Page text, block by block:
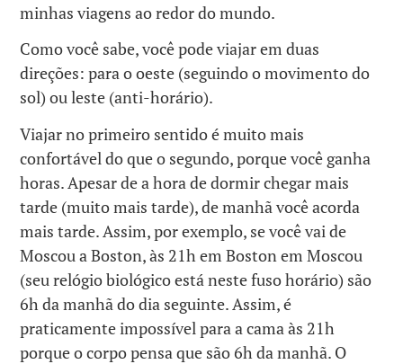
minhas viagens ao redor do mundo.
Como você sabe, você pode viajar em duas
direções: para o oeste (seguindo o movimento do
sol) ou leste (anti-horário).
Viajar no primeiro sentido é muito mais
confortável do que o segundo, porque você ganha
horas. Apesar de a hora de dormir chegar mais
tarde (muito mais tarde), de manhã você acorda
mais tarde. Assim, por exemplo, se você vai de
Moscou a Boston, às 21h em Boston em Moscou
(seu relógio biológico está neste fuso horário) são
6h da manhã do dia seguinte. Assim, é
praticamente impossível para a cama às 21h
porque o corpo pensa que são 6h da manhã. O